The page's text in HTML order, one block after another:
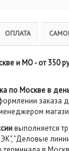
ОПЛАТА
и МО - от 350
по Москве в
заказа
выполняется
"Деловые